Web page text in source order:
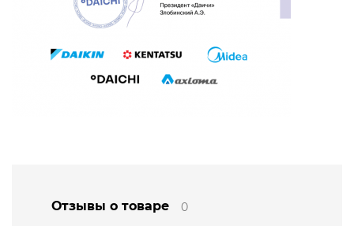
Отзывы о товаре
0